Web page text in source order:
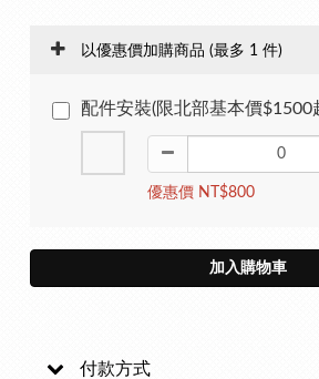
以優惠價加購商品 (最多 1 件)
配件安裝(限北部基本價$1500
優惠價 NT$800
加入購物車
付款方式